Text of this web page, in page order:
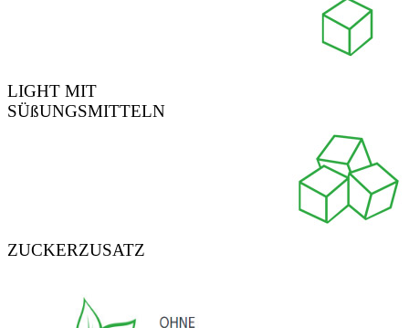
LIGHT MIT
SÜßUNGSMITTELN
ZUCKERZUSATZ